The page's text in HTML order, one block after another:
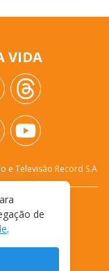
VIDA
e Televisão Record S.A
de
.